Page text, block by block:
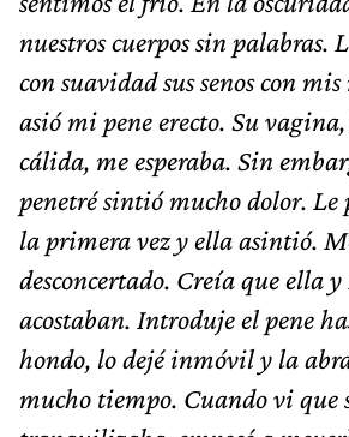
nuestros cuerpos sin palabras.
con suavidad sus senos con
asió mi pene erecto. Su
cálida, me esperaba. Sin
penetré sintió mucho dolor. Le
la primera vez y ella asintió.
desconcertado. Creía que ella
acostaban. Introduje el pene
hondo, lo dejé inmóvil y la
mucho tiempo. Cuando vi que